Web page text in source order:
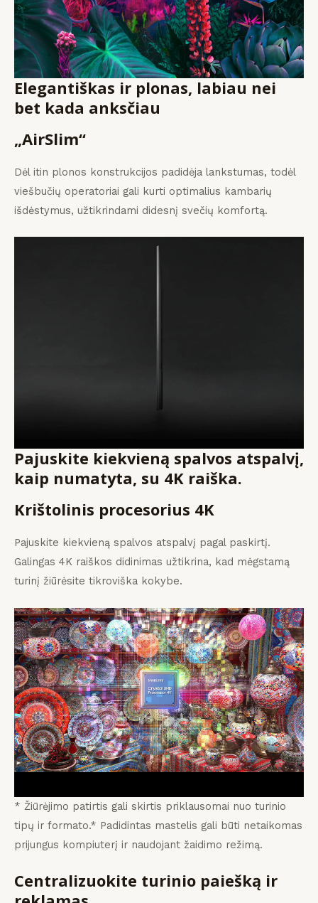
Elegantiškas ir plonas, labiau nei
bet kada anksčiau
„AirSlim“
Dėl itin plonos konstrukcijos padidėja lankstumas, todėl
viešbučių operatoriai gali kurti optimalius kambarių
išdėstymus, užtikrindami didesnį svečių komfortą.
Pajuskite kiekvieną spalvos atspalvį,
kaip numatyta, su 4K raiška.
Krištolinis procesorius 4K
Pajuskite kiekvieną spalvos atspalvį pagal paskirtį.
Galingas 4K raiškos didinimas užtikrina, kad mėgstamą
turinį žiūrėsite tikroviška kokybe.
* Žiūrėjimo patirtis gali skirtis priklausomai nuo turinio
tipų ir formato.* Padidintas mastelis gali būti netaikomas
prijungus kompiuterį ir naudojant žaidimo režimą.
Centralizuokite turinio paiešką ir